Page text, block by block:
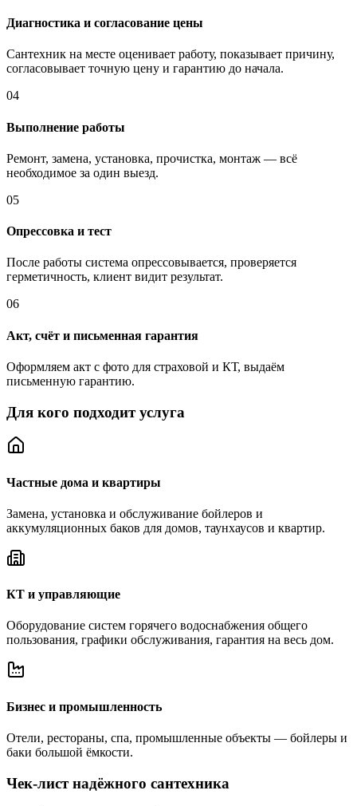
Диагностика и согласование цены
Сантехник на месте оценивает работу, показывает причину,
согласовывает точную цену и гарантию до начала.
04
Выполнение работы
Ремонт, замена, установка, прочистка, монтаж — всё
необходимое за один выезд.
05
Опрессовка и тест
После работы система опрессовывается, проверяется
герметичность, клиент видит результат.
06
Акт, счёт и письменная гарантия
Оформляем акт с фото для страховой и КТ, выдаём
письменную гарантию.
Для кого подходит услуга
Частные дома и квартиры
Замена, установка и обслуживание бойлеров и
аккумуляционных баков для домов, таунхаусов и квартир.
КТ и управляющие
Оборудование систем горячего водоснабжения общего
пользования, графики обслуживания, гарантия на весь дом.
Бизнес и промышленность
Отели, рестораны, спа, промышленные объекты — бойлеры и
баки большой ёмкости.
Чек-лист надёжного сантехника